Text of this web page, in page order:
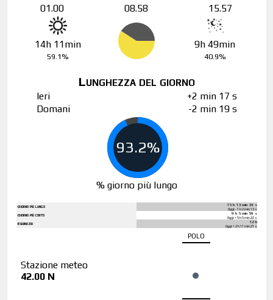
01.00 08.58 15.57
14h 11min
59.1%
9h 49min
40.9%
Lunghezza del giorno
Ieri
+2 min 17 s
Domani
-2 min 19 s
93.2%
% giorno più lungo
Giorno più lungo 15 h 13 min 34 s
Oggi: - 1 h 2 min 13 s
Giorno più corto 9 h 5 min 59 s
Oggi: + 5 h 5 min 22 s
Equinozio 12 h
Oggi: + 2 h 11 min 21 s
Stazione meteo
42.00 N
polo